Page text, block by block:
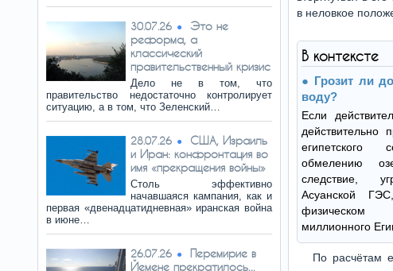
30.07.26
Это не
реформа, а
классический
правительственный кризис
Дело не в том, что
правительство недостаточно контролирует
ситуацию, а в том, что Зеленский…
28.07.26
США, Израиль
и Иран: конфронтация во
имя «прекращения войны»
Столь эффективно
начавшаяся кампания, как и
первая «двенадцатидневная» иранская война
в июне…
26.07.26
Перемирие в
Йемене прекратилось...
в неловкое
В контексте
Грозит ли
воду?
Если
действительно
египетского
обмелению
следствие,
Асуанской
миллионного
По расчётам